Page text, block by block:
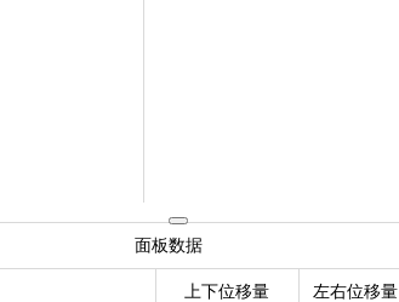
面板数据
上下位移量 左右位移量